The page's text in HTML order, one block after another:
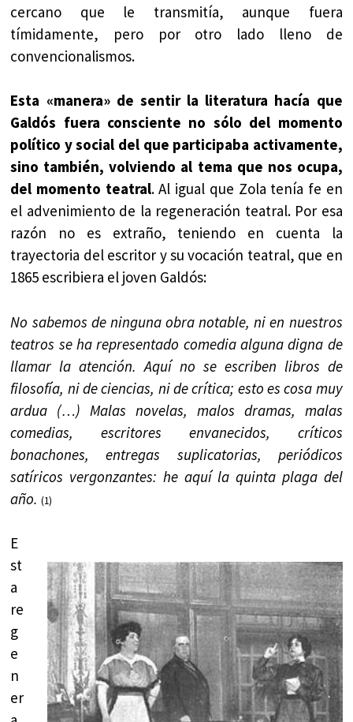
cercano que le transmitía, aunque fuera
tímidamente, pero por otro lado lleno de
convencionalismos.
Esta «manera» de sentir la literatura hacía que
Galdós fuera consciente no sólo del momento
político y social del que participaba activamente,
sino también, volviendo al tema que nos ocupa,
del momento teatral. Al igual que Zola tenía fe en
el advenimiento de la regeneración teatral. Por esa
razón no es extraño, teniendo en cuenta la
trayectoria del escritor y su vocación teatral, que en
1865 escribiera el joven Galdós:
No sabemos de ninguna obra notable, ni en nuestros
teatros se ha representado comedia alguna digna de
llamar la atención. Aquí no se escriben libros de
filosofía, ni de ciencias, ni de crítica; esto es cosa muy
ardua (…) Malas novelas, malos dramas, malas
comedias, escritores envanecidos, críticos
bonachones, entregas suplicatorias, periódicos
satíricos vergonzantes: he aquí la quinta plaga del
año.(1)
E
st
a
re
g
e
n
er